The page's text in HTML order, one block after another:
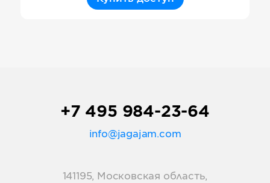
+7 495 984-23-64
info@jagajam.com
141195, Московская область,